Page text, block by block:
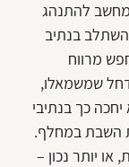
להתנהג
בנתיב
מרווח
שמשמאלו,
כך בנתיבי
השבת במחלף.
יותר נכון –